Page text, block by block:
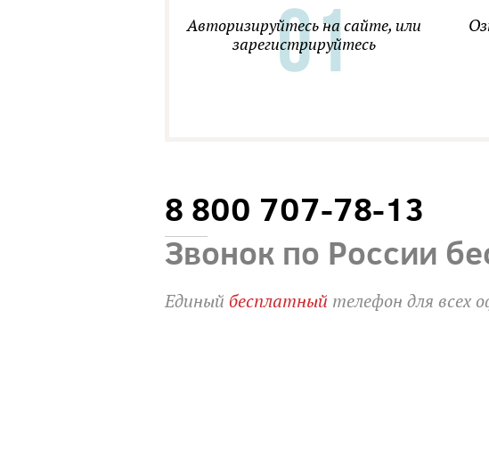
Авторизируйтесь на сайте, или
зарегистрируйтесь
8 800 707-78-13
Звонок по России
Единыйбесплатный телефон для всех